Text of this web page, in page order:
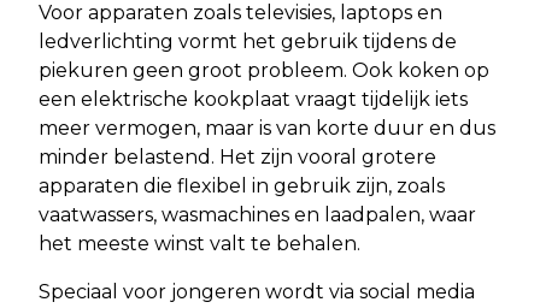
Voor apparaten zoals televisies, laptops en
ledverlichting vormt het gebruik tijdens de
piekuren geen groot probleem. Ook koken op
een elektrische kookplaat vraagt tijdelijk iets
meer vermogen, maar is van korte duur en dus
minder belastend. Het zijn vooral grotere
apparaten die flexibel in gebruik zijn, zoals
vaatwassers, wasmachines en laadpalen, waar
het meeste winst valt te behalen.
Speciaal voor jongeren wordt via social media